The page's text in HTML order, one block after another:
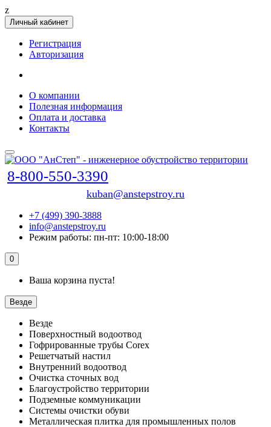
z
Личный кабинет
Регистрация
Авторизация
О компании
Полезная информация
Оплата и доставка
Контакты
8-800-550-3390
kuban@anstepstroy.ru
+7 (499) 390-3888
info@anstepstroy.ru
Режим работы: пн-пт: 10:00-18:00
0
Ваша корзина пуста!
Везде
Везде
Поверхностный водоотвод
Гофрированные трубы Corex
Решетчатый настил
Внутренний водоотвод
Очистка сточных вод
Благоустройство территории
Подземные коммуникации
Системы очистки обуви
Металлическая плитка для промышленных полов